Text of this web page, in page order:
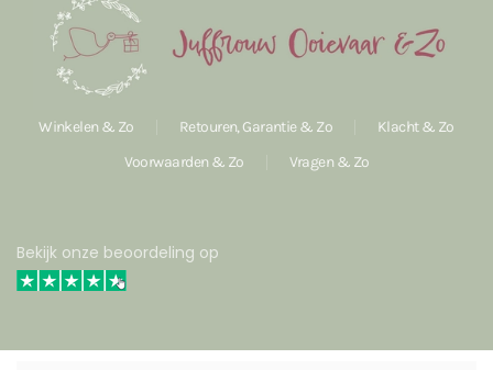
Winkelen & Zo Retouren, Garantie & Zo
Klacht & Zo
Voorwaarden & Zo
Vragen & Zo
Bekijk onze beoordeling op